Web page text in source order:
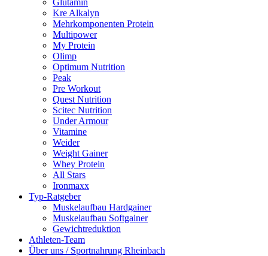
Glutamin
Kre Alkalyn
Mehrkomponenten Protein
Multipower
My Protein
Olimp
Optimum Nutrition
Peak
Pre Workout
Quest Nutrition
Scitec Nutrition
Under Armour
Vitamine
Weider
Weight Gainer
Whey Protein
All Stars
Ironmaxx
Typ-Ratgeber
Muskelaufbau Hardgainer
Muskelaufbau Softgainer
Gewichtreduktion
Athleten-Team
Über uns / Sportnahrung Rheinbach